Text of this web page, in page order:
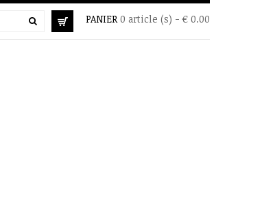
PANIER 0 article (s) - € 0.00